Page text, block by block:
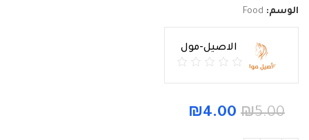
الوسم: Food
الاصيل-مول
₪5.00
₪4.00